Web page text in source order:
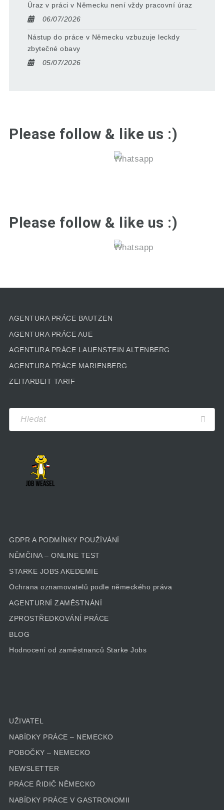
Úraz v práci v Německu není vždy pracovní úraz
06/07/2026
Nástup do práce v Německu vzbuzuje leckdy
zbytečné obavy
05/07/2026
Please follow & like us :)
Please follow & like us :)
AGENTURA PRÁCE BAUTZEN
AGENTURA PRÁCE AUE
AGENTURA PRÁCE LAUENSTEIN ALTENBERG
AGENTURA PRÁCE MARIENBERG
ZEITARBEIT TARIF
GDPR A PODMÍNKY POUŽÍVÁNÍ
NĚMČINA – ONLINE TEST
STARKE JOBS AKEDEMIE
Ochrana oznamovatelů podle německého práva
AGENTURNÍ ZAMĚSTNÁNÍ
ZPROSTŘEDKOVÁNÍ PRÁCE
BLOG
Hodnocení od zaměstnanců Starke Jobs
UŽIVATEL
NABÍDKY PRÁCE – NEMECKO
POBOČKY – NEMECKO
NEWSLETTER
PRÁCE ŘIDIČ NĚMECKO
NABÍDKY PRÁCE V GASTRONOMII